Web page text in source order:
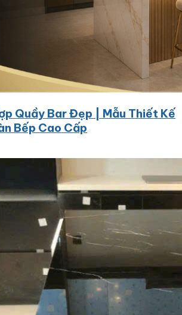
Quầy Bar Đẹp | Mẫu Thiết Kế
Bếp Cao Cấp